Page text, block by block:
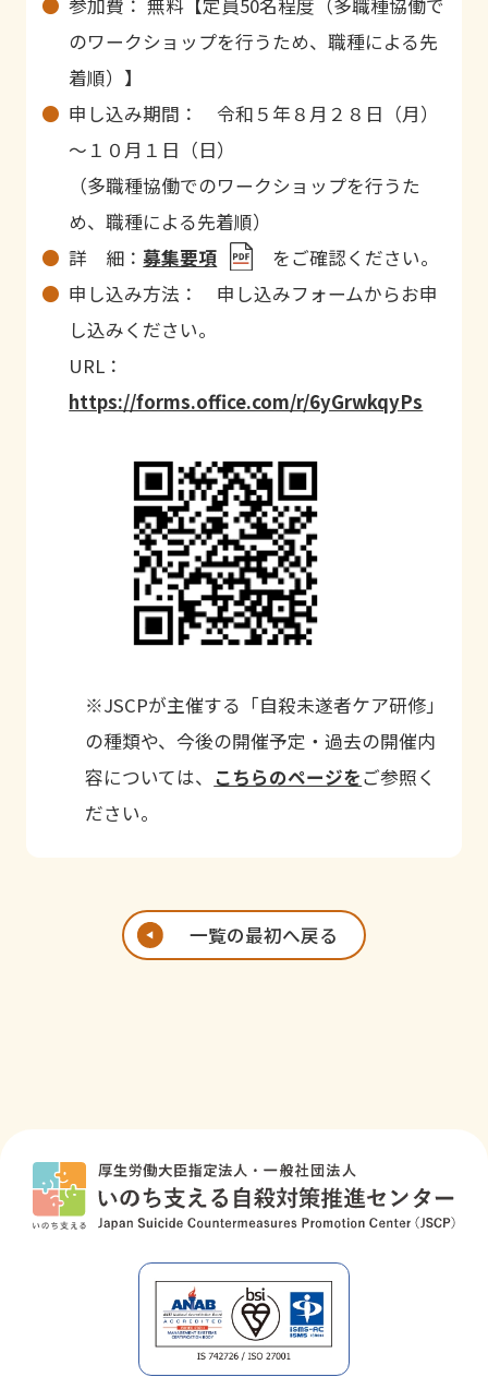
参加費： 無料【定員50名程度（多職種協働で
のワークショップを行うため、職種による先
着順）】
申し込み期間： 令和５年８月２８日（月）
～１０月１日（日）
（多職種協働でのワークショップを行うた
め、職種による先着順）
詳 細：募集要項
をご確認ください。
申し込み方法： 申し込みフォームからお申
し込みください。
URL：
https://forms.office.com/r/6yGrwkqyPs
※JSCPが主催する「自殺未遂者ケア研修」
の種類や、今後の開催予定・過去の開催内
容については、 こちらのページをご参照く
ださい。
一覧の最初へ戻る